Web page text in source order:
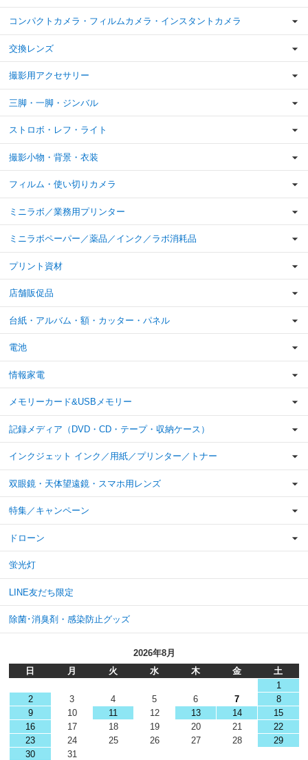
コンパクトカメラ・フィルムカメラ・インスタントカメラ
交換レンズ
撮影用アクセサリー
三脚・一脚・ジンバル
ストロボ・レフ・ライト
撮影小物・背景・衣装
フィルム・使い切りカメラ
ミニラボ／業務用プリンター
ミニラボペーパー／薬品／インク／ラボ消耗品
プリント資材
店舗販促品
台紙・アルバム・額・カッター・パネル
電池
情報家電
メモリーカード&USBメモリー
記録メディア（DVD・CD・テープ・収納ケース）
インクジェット インク／用紙／プリンター／トナー
双眼鏡・天体望遠鏡・スマホ用レンズ
特集／キャンペーン
ドローン
蛍光灯
LINE友だち限定
除菌･消臭剤・感染防止グッズ
2026年8月
日
月 火 水 木 金
土
1
2
3 4 5 6 7
8
9
10 11 12 13 14
15
16
17 18 19 20 21
22
23
24 25 26 27 28
29
30
31